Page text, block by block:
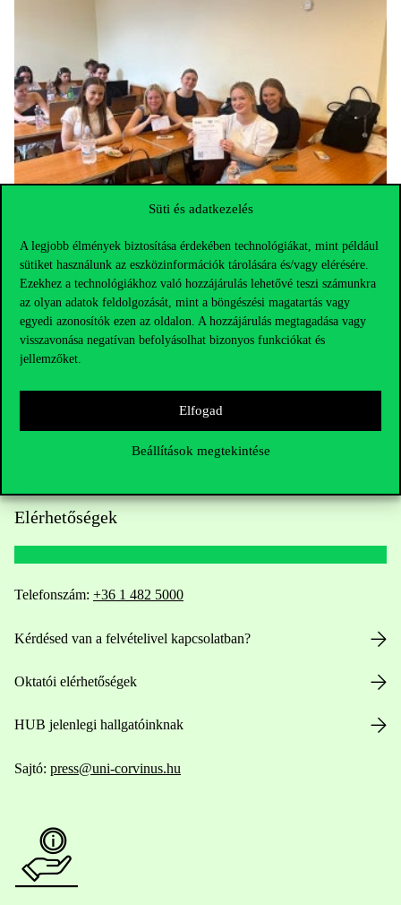
Süti és adatkezelés
A legjobb élmények biztosítása érdekében technológiákat, mint például
sütiket használunk az eszközinformációk tárolására és/vagy elérésére.
Ezekhez a technológiákhoz való hozzájárulás lehetővé teszi számunkra
az olyan adatok feldolgozását, mint a böngészési magatartás vagy
egyedi azonosítók ezen az oldalon. A hozzájárulás megtagadása vagy
visszavonása negatívan befolyásolhat bizonyos funkciókat és
jellemzőket.
Elfogad
Beállítások megtekintése
Elérhetőségek
Telefonszám: +36 1 482 5000
Kérdésed van a felvételivel kapcsolatban?
Oktatói elérhetőségek
HUB jelenlegi hallgatóinknak
Sajtó: press@uni-corvinus.hu